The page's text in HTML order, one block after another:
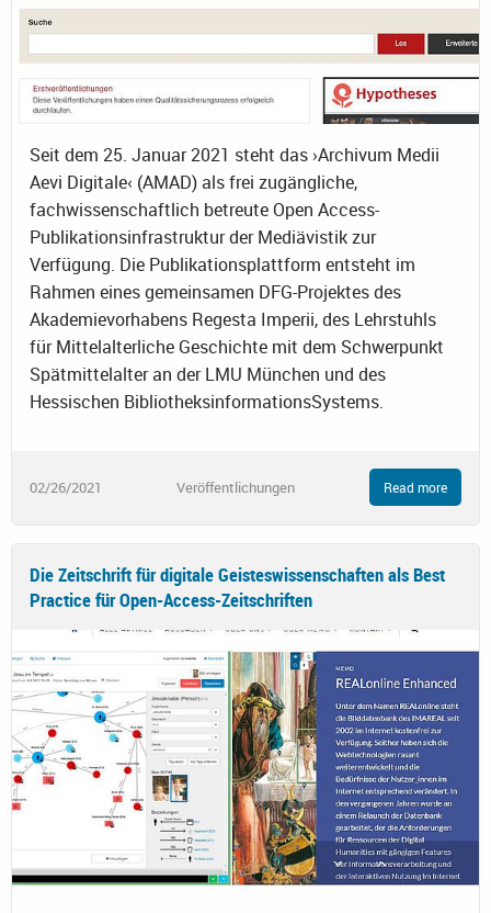
Seit dem 25. Januar 2021 steht das ›Archivum Medii
Aevi Digitale‹ (AMAD) als frei zugängliche,
fachwissenschaftlich betreute Open Access-
Publikationsinfrastruktur der Mediävistik zur
Verfügung. Die Publikationsplattform entsteht im
Rahmen eines gemeinsamen DFG-Projektes des
Akademievorhabens Regesta Imperii, des Lehrstuhls
für Mittelalterliche Geschichte mit dem Schwerpunkt
Spätmittelalter an der LMU München und des
Hessischen BibliotheksinformationsSystems.
02/26/2021 Veröffentlichungen Read more
Die Zeitschrift für digitale Geisteswissenschaften als Best
Practice für Open-Access-Zeitschriften